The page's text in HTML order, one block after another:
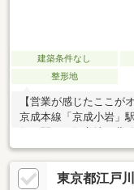
建築条件なし
整形地
【営業が感じたここが
京成本線「京成小岩」
可能な立地です・いつ
は車通りの少ない安心
んので、お好きなハウ
東京都江戸